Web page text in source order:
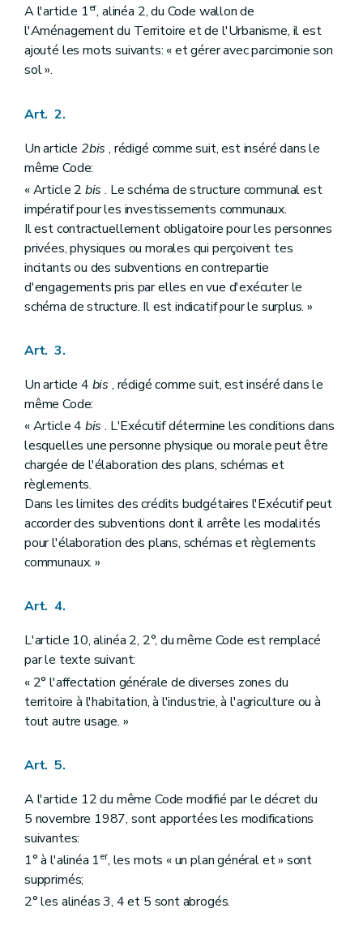
A l'article 1er, alinéa 2, du Code wallon de
l'Aménagement du Territoire et de l'Urbanisme, il est
ajouté les mots suivants: « et gérer avec parcimonie son
sol ».
Art. 2.
Un article 2bis , rédigé comme suit, est inséré dans le
même Code:
« Article 2 bis . Le schéma de structure communal est
impératif pour les investissements communaux.
Il est contractuellement obligatoire pour les personnes
privées, physiques ou morales qui perçoivent tes
incitants ou des subventions en contrepartie
d'engagements pris par elles en vue d'exécuter le
schéma de structure. Il est indicatif pour le surplus. »
Art. 3.
Un article 4 bis , rédigé comme suit, est inséré dans le
même Code:
« Article 4 bis . L'Exécutif détermine les conditions dans
lesquelles une personne physique ou morale peut être
chargée de l'élaboration des plans, schémas et
règlements.
Dans les limites des crédits budgétaires l'Exécutif peut
accorder des subventions dont il arrête les modalités
pour l'élaboration des plans, schémas et règlements
communaux. »
Art. 4.
L'article 10, alinéa 2, 2°, du même Code est remplacé
par le texte suivant:
« 2° l'affectation générale de diverses zones du
territoire à l'habitation, à l'industrie, à l'agriculture ou à
tout autre usage. »
Art. 5.
A l'article 12 du même Code modifié par le décret du
5 novembre 1987, sont apportées les modifications
suivantes:
1° à l'alinéa 1er, les mots « un plan général et » sont
supprimés;
2° les alinéas 3, 4 et 5 sont abrogés.